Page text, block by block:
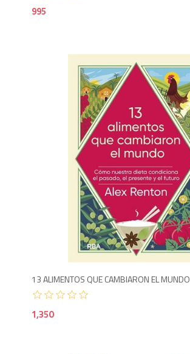
995
13 ALIMENTOS QUE CAMBIARON EL MUNDO
1,350